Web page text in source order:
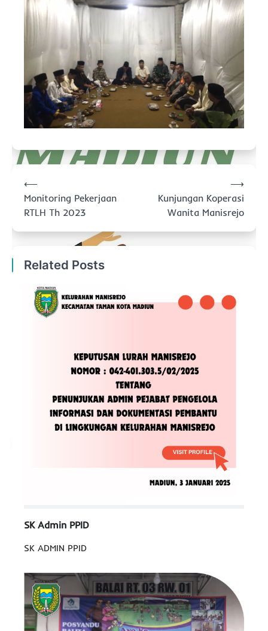
pos⟵
Monitoring Pekerjaan
RTLH Th 2023
Kunjungan Koperasi
Wanita Manisrejo
⟶
Related Posts
SK Admin PPID
SK ADMIN PPID